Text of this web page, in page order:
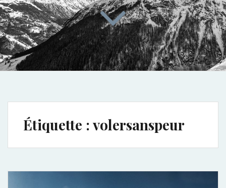
Étiquette :volersanspeur